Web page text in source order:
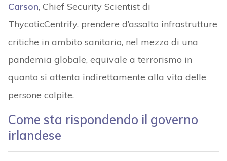
Carson, Chief Security Scientist di
ThycoticCentrify, prendere d’assalto infrastrutture
critiche in ambito sanitario, nel mezzo di una
pandemia globale, equivale a terrorismo in
quanto si attenta indirettamente alla vita delle
persone colpite.
Come sta rispondendo il governo
irlandese